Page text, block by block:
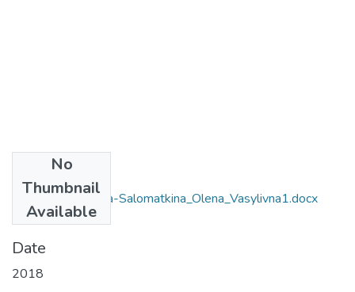
No
Thumbnail
Available
035.03_Mal'tseva-Salomatkina_Olena_Vasylivna1.docx
(72.74 KB)
Date
2018